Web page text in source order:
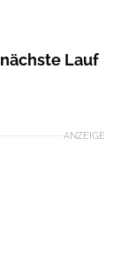
Lauf
ANZEIGE